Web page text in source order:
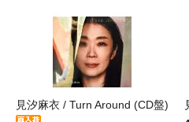
見汐麻衣 / Turn Around (CD盤)